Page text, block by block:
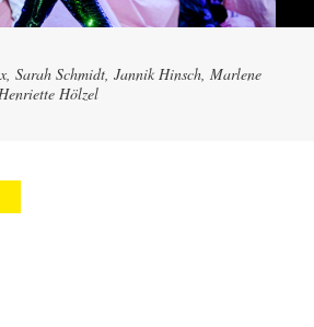
Sarah Schmidt, Jannik Hinsch, Marlene
Hölzel